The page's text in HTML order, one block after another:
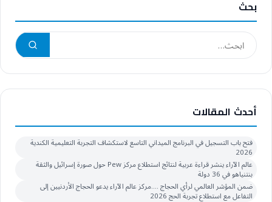
بحث
أحدث المقالات
فتح باب التسجيل في البرنامج الميداني التاسع لاستكشاف التجربة التعليمية الكندية
2026
عالم الآراء ينشر قراءة عربية لنتائج استطلاع مركز Pew حول صورة إسرائيل والثقة
بنتنياهو في 36 دولة
ضمن المؤشر العالمي لرأي الحجاج ….مركز عالم الآراء يدعو الحجاج الأردنيين إلى
التفاعل مع استطلاع تجربة الحج 2026